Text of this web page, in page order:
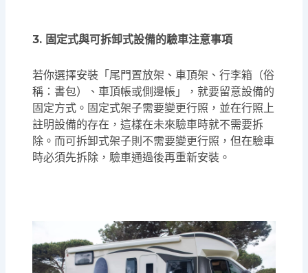
3. 固定式與可拆卸式設備的驗車注意事項
若你選擇安裝「尾門置放架、車頂架、行李箱（俗
稱：書包）、車頂帳或側邊帳」，就要留意設備的
固定方式。固定式架子需要變更行照，並在行照上
註明設備的存在，這樣在未來驗車時就不需要拆
除。而可拆卸式架子則不需要變更行照，但在驗車
時必須先拆除，驗車通過後再重新安裝。